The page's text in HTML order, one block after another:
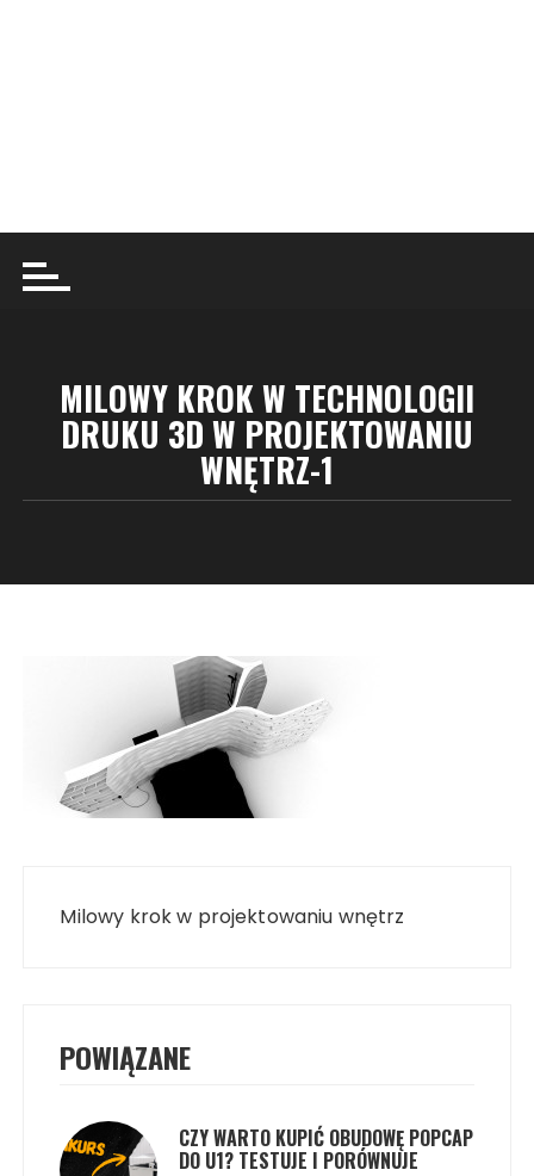
MILOWY KROK W TECHNOLOGII
DRUKU 3D W PROJEKTOWANIU
WNĘTRZ-1
wpisu
Milowy krok w projektowaniu wnętrz
POWIĄZANE
CZY WARTO KUPIĆ OBUDOWĘ POPCAP
DO U1? TESTUJE I PORÓWNUJE